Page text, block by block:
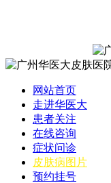
网站首页
走进华医大
患者关注
在线咨询
症状问诊
皮肤病图片
预约挂号